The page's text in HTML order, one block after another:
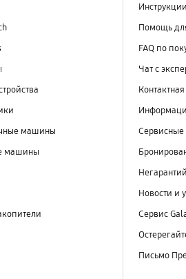
машины
машины
Помощь
FAQ по
Чат с
Сервисные
Новости и
Сервис
Письмо